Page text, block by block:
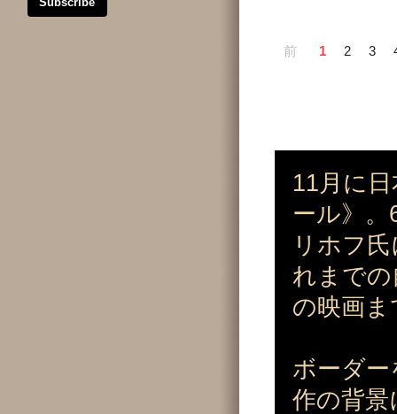
前 1 2 3
11月に
ール》
リホフ
れまで
の映画
ボーダ
作の背